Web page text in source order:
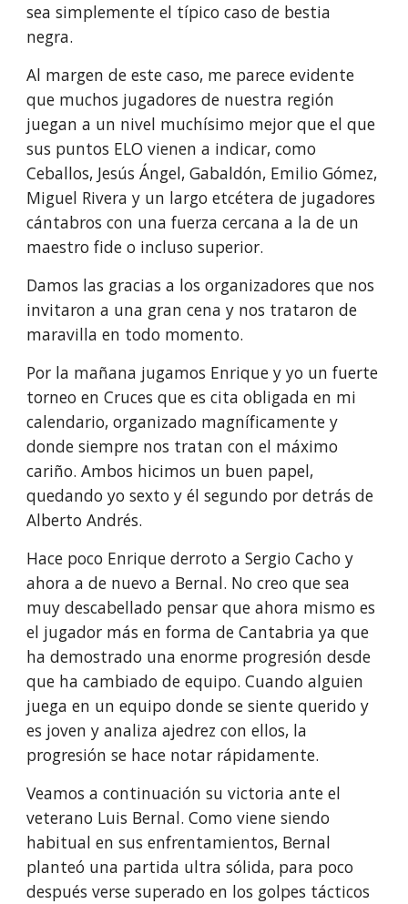
sea simplemente el típico caso de bestia
negra.
Al margen de este caso, me parece evidente
que muchos jugadores de nuestra región
juegan a un nivel muchísimo mejor que el que
sus puntos ELO vienen a indicar, como
Ceballos, Jesús Ángel, Gabaldón, Emilio Gómez,
Miguel Rivera y un largo etcétera de jugadores
cántabros con una fuerza cercana a la de un
maestro fide o incluso superior.
Damos las gracias a los organizadores que nos
invitaron a una gran cena y nos trataron de
maravilla en todo momento.
Por la mañana jugamos Enrique y yo un fuerte
torneo en Cruces que es cita obligada en mi
calendario, organizado magníficamente y
donde siempre nos tratan con el máximo
cariño. Ambos hicimos un buen papel,
quedando yo sexto y él segundo por detrás de
Alberto Andrés.
Hace poco Enrique derroto a Sergio Cacho y
ahora a de nuevo a Bernal. No creo que sea
muy descabellado pensar que ahora mismo es
el jugador más en forma de Cantabria ya que
ha demostrado una enorme progresión desde
que ha cambiado de equipo. Cuando alguien
juega en un equipo donde se siente querido y
es joven y analiza ajedrez con ellos, la
progresión se hace notar rápidamente.
Veamos a continuación su victoria ante el
veterano Luis Bernal. Como viene siendo
habitual en sus enfrentamientos, Bernal
planteó una partida ultra sólida, para poco
después verse superado en los golpes tácticos